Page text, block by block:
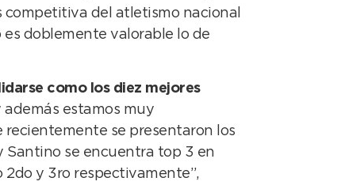
competitiva del atletismo nacional
es doblemente valorable lo de
como los diez mejores
además estamos muy
recientemente se presentaron los
Santino se encuentra top 3 en
2do y 3ro respectivamente”,